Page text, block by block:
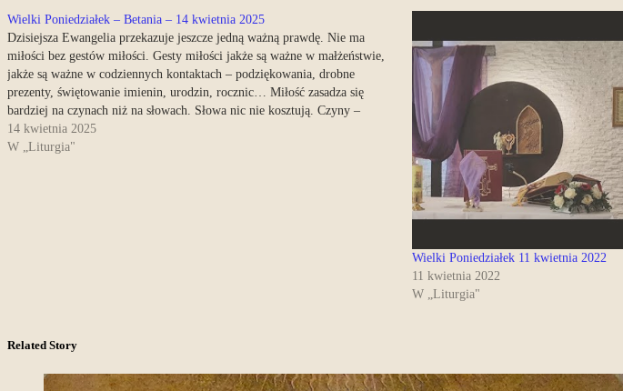
Wielki Poniedziałek – Betania – 14 kwietnia 2025
Dzisiejsza Ewangelia przekazuje jeszcze jedną ważną prawdę. Nie ma
miłości bez gestów miłości. Gesty miłości jakże są ważne w małżeństwie,
jakże są ważne w codziennych kontaktach – podziękowania, drobne
prezenty, świętowanie imienin, urodzin, rocznic… Miłość zasadza się
bardziej na czynach niż na słowach. Słowa nic nie kosztują. Czyny –
kosztują czasem…
14 kwietnia 2025
W „Liturgia"
Wielki Poniedziałek 11 kwietnia 2022
11 kwietnia 2022
W „Liturgia"
Related Story